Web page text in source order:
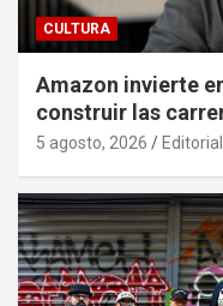
CULTURA
Amazon invierte
construir las
5 agosto, 2026 Editorial